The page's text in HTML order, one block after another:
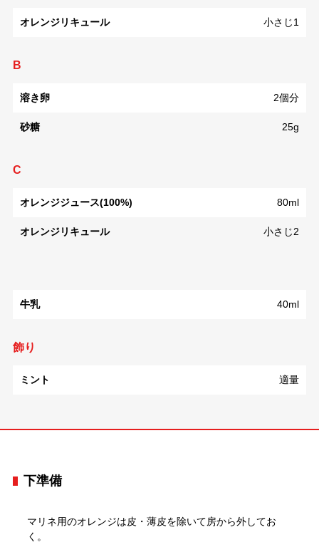
オレンジリキュール 小さじ1
B
溶き卵 2個分
砂糖 25g
C
オレンジジュース(100%) 80ml
オレンジリキュール 小さじ2
牛乳 40ml
飾り
ミント 適量
下準備
マリネ用のオレンジは皮・薄皮を除いて房から外してお
く。